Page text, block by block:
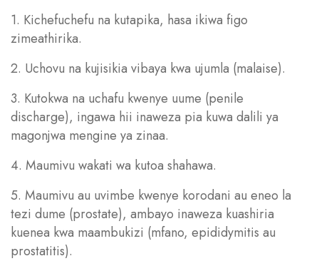
1. Kichefuchefu na kutapika, hasa ikiwa figo
zimeathirika.
2. Uchovu na kujisikia vibaya kwa ujumla (malaise).
3. Kutokwa na uchafu kwenye uume (penile
discharge), ingawa hii inaweza pia kuwa dalili ya
magonjwa mengine ya zinaa.
4. Maumivu wakati wa kutoa shahawa.
5. Maumivu au uvimbe kwenye korodani au eneo la
tezi dume (prostate), ambayo inaweza kuashiria
kuenea kwa maambukizi (mfano, epididymitis au
prostatitis).